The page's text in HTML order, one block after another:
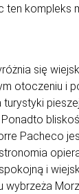
kompleks
się
otoczeniu i
Pacheco
i
wybrzeża